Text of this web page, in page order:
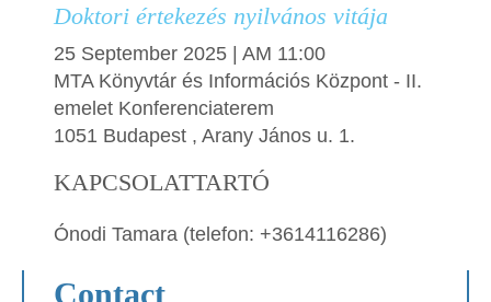
Doktori értekezés nyilvános vitája
25 September 2025 | AM 11:00
MTA Könyvtár és Információs Központ - II.
emelet Konferenciaterem
1051 Budapest , Arany János u. 1.
KAPCSOLATTARTÓ
Ónodi Tamara (telefon: +3614116286)
Contact